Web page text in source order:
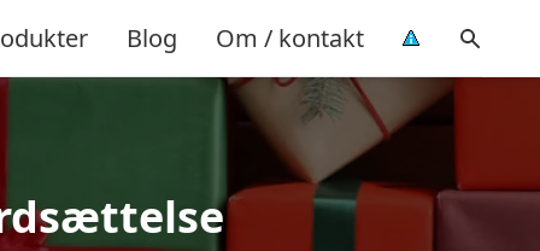
Blog Om / kontakt